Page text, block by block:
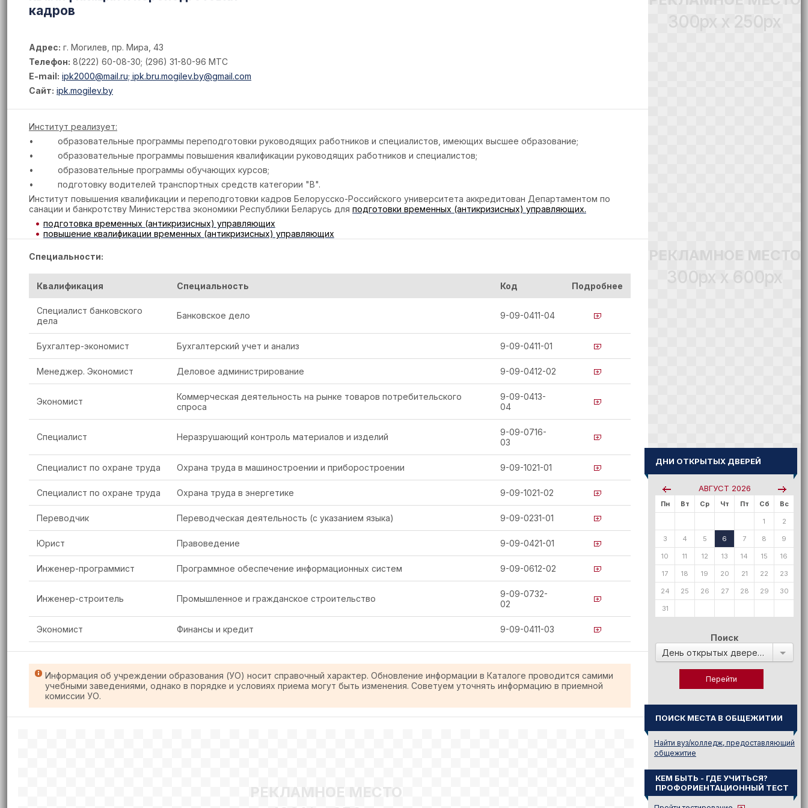
кадров
Адрес: г. Могилев, пр. Мира, 43
Телефон: 8(222) 60-08-30; (296) 31-80-96 МТС
E-mail: ipk2000@mail.ru; ipk.bru.mogilev.by@gmail.com
Сайт: ipk.mogilev.by
Институт реализует:
• образовательные программы переподготовки руководящих работников и специалистов, имеющих высшее образование;
• образовательные программы повышения квалификации руководящих работников и специалистов;
• образовательные программы обучающих курсов;
• подготовку водителей транспортных средств категории "В".
Институт повышения квалификации и переподготовки кадров Белорусско-Российского университета аккредитован Департаментом по
санации и банкротству Министерства экономики Республики Беларусь для подготовки временных (антикризисных) управляющих.
подготовка временных (антикризисных) управляющих
повышение квалификации временных (антикризисных) управляющих
Специальности:
Квалификация Специальность Код Подробнее
Специалист банковского
дела
Банковское дело 9-09-0411-04
Бухгалтер-экономист Бухгалтерский учет и анализ 9-09-0411-01
Менеджер. Экономист Деловое администрирование 9-09-0412-02
Экономист
Коммерческая деятельность на рынке товаров потребительского
спроса
9-09-0413-
04
Специалист Неразрушающий контроль материалов и изделий
9-09-0716-
03
Специалист по охране труда Охрана труда в машиностроении и приборостроении 9-09-1021-01
Специалист по охране труда Охрана труда в энергетике 9-09-1021-02
Переводчик Переводческая деятельность (с указанием языка) 9-09-0231-01
Юрист Правоведение 9-09-0421-01
Инженер-программист Программное обеспечение информационных систем 9-09-0612-02
Инженер-строитель Промышленное и гражданское строительство
9-09-0732-
02
Экономист Финансы и кредит 9-09-0411-03
Информация об учреждении образования (УО) носит справочный характер. Обновление информации в Каталоге проводится самими
учебными заведениями, однако в порядке и условиях приема могут быть изменения. Советуем уточнять информацию в приемной
комиссии УО.
РЕКЛАМНОЕ МЕСТО
300px x 250px
РЕКЛАМНОЕ МЕСТО
300px x 600px
ДНИ ОТКРЫТЫХ ДВЕРЕЙ
АВГУСТ 2026
Пн Вт Ср Чт Пт Сб Вс
1 2
3 4 5 6 7 8 9
10 11 12 13 14 15 16
17 18 19 20 21 22 23
24 25 26 27 28 29 30
31
Поиск
День открытых дверей в:
ПОИСК МЕСТА В ОБЩЕЖИТИИ
Найти вуз/колледж, предоставляющий
общежитие
КЕМ БЫТЬ - ГДЕ УЧИТЬСЯ?
ПРОФОРИЕНТАЦИОННЫЙ ТЕСТ